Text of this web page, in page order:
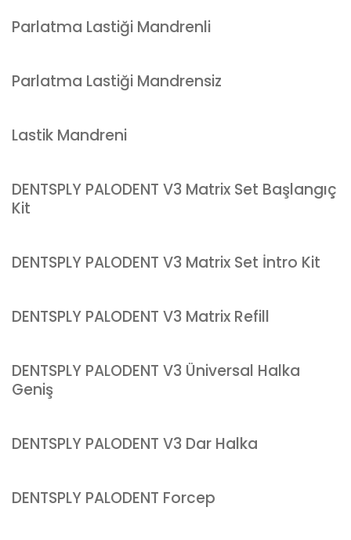
Parlatma Lastiği Mandrenli
Parlatma Lastiği Mandrensiz
Lastik Mandreni
DENTSPLY PALODENT V3 Matrix Set Başlangıç
Kit
DENTSPLY PALODENT V3 Matrix Set İntro Kit
DENTSPLY PALODENT V3 Matrix Refill
DENTSPLY PALODENT V3 Üniversal Halka
Geniş
DENTSPLY PALODENT V3 Dar Halka
DENTSPLY PALODENT Forcep